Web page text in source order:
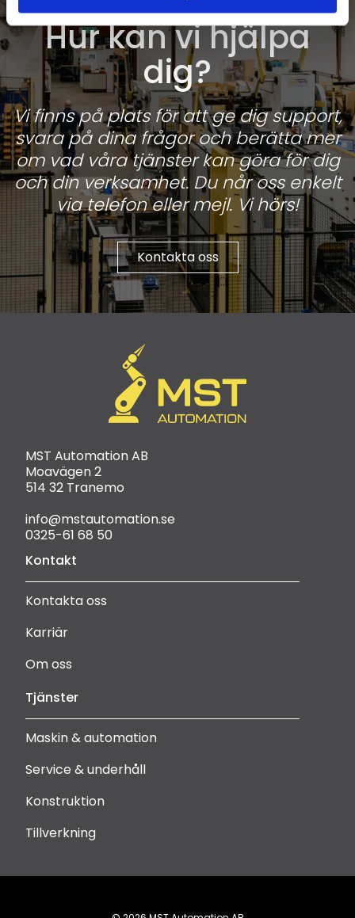
Hur kan vi hjälpa
dig?
Vi finns på plats för att ge dig support,
svara på dina frågor och berätta mer
om vad våra tjänster kan göra för dig
och din verksamhet. Du når oss enkelt
via telefon eller mejl. Vi hörs!
Kontakta oss
MST Automation AB
Moavägen 2
514 32 Tranemo
info@mstautomation.se
0325-61 68 50
Kontakt
Kontakta oss
Karriär
Om oss
Tjänster
Maskin & automation
Service & underhåll
Konstruktion
Tillverkning